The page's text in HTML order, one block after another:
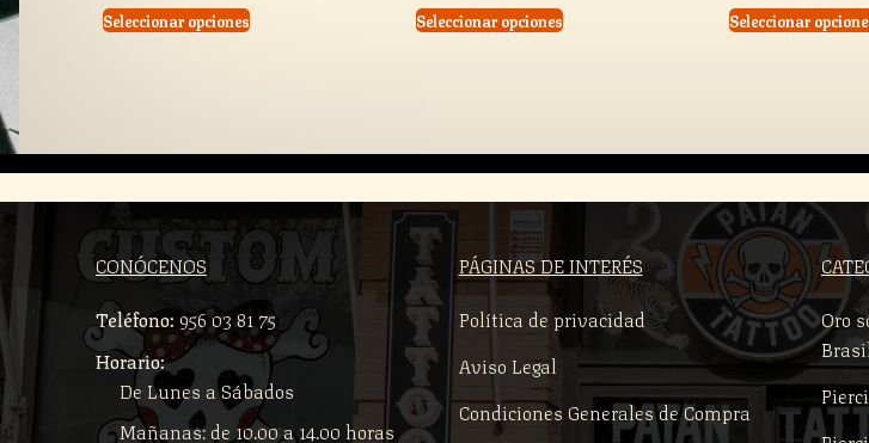
Seleccionar opciones Seleccionar opciones desde
20,57 €
Seleccionar
CONÓCENOS
Teléfono: 956 03 81 75
Horario:
De Lunes a Sábados
Mañanas: de 10.00 a 14.00 horas
PÁGINAS DE INTERÉS
Política de privacidad
Aviso Legal
Condiciones Generales de Compra
Oro